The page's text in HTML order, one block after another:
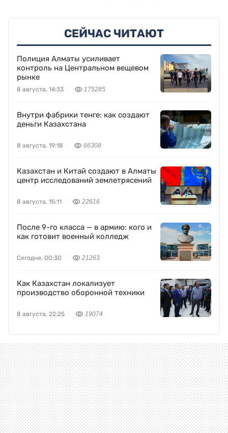
СЕЙЧАС ЧИТАЮТ
Полиция Алматы усиливает
контроль на Центральном вещевом
рынке
8 августа, 14:33 175285
Внутри фабрики тенге: как создают
деньги Казахстана
8 августа, 19:18 66308
Казахстан и Китай создают в Алматы
центр исследований землетрясений
8 августа, 15:11 22616
После 9-го класса — в армию: кого и
как готовит военный колледж
Сегодня, 00:30 21263
Как Казахстан локализует
производство оборонной техники
8 августа, 22:25 19074